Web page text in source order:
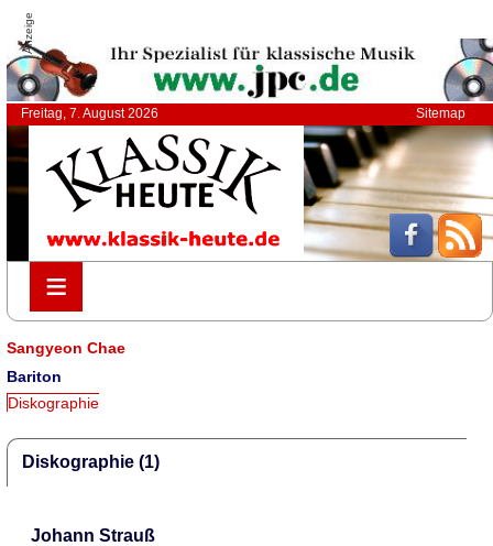
Anzeige
Freitag, 7. August 2026 Sitemap
≡
≡
Sangyeon Chae
Bariton
Diskographie
Diskographie (1)
Johann Strauß